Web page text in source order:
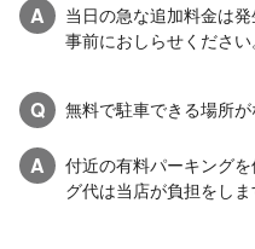
A
当日の急な追加料金は
事前におしらせください
Q 無料で駐車できる場所
A
付近の有料パーキング
グ代は当店が負担をしま